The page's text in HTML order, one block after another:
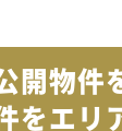
開物件
をエリ